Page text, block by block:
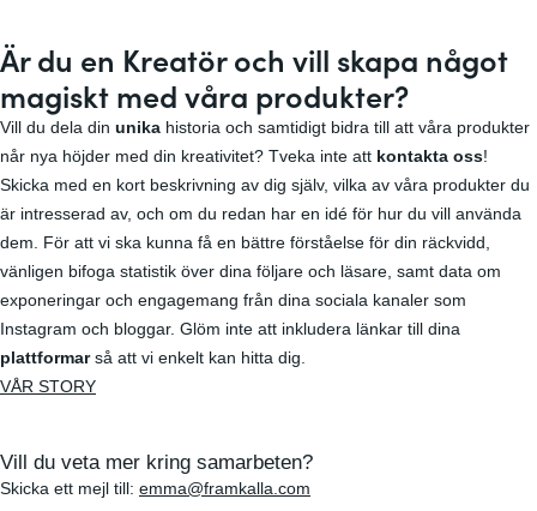
Är du en Kreatör och vill skapa något
magiskt med våra produkter?
Vill du dela din unika historia och samtidigt bidra till att våra produkter
når nya höjder med din kreativitet? Tveka inte att kontakta oss!
Skicka med en kort beskrivning av dig själv, vilka av våra produkter du
är intresserad av, och om du redan har en idé för hur du vill använda
dem. För att vi ska kunna få en bättre förståelse för din räckvidd,
vänligen bifoga statistik över dina följare och läsare, samt data om
exponeringar och engagemang från dina sociala kanaler som
Instagram och bloggar. Glöm inte att inkludera länkar till dina
plattformarså att vi enkelt kan hitta dig.
VÅR STORY
Vill du veta mer kring samarbeten?
Skicka ett mejl till: emma@framkalla.com